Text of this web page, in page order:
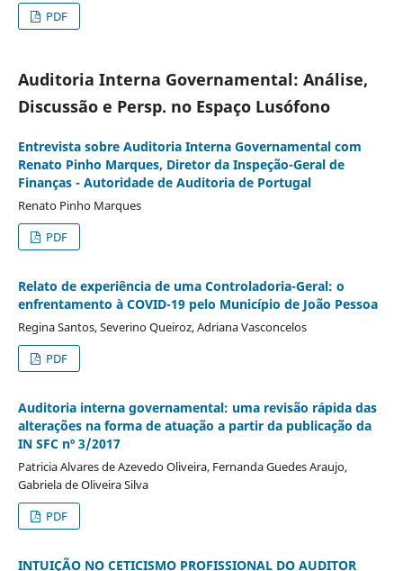
PDF
Auditoria Interna Governamental: Análise,
Discussão e Persp. no Espaço Lusófono
Entrevista sobre Auditoria Interna Governamental com
Renato Pinho Marques, Diretor da Inspeção-Geral de
Finanças - Autoridade de Auditoria de Portugal
Renato Pinho Marques
PDF
Relato de experiência de uma Controladoria-Geral: o
enfrentamento à COVID-19 pelo Município de João Pessoa
Regina Santos, Severino Queiroz, Adriana Vasconcelos
PDF
Auditoria interna governamental: uma revisão rápida das
alterações na forma de atuação a partir da publicação da
IN SFC nº 3/2017
Patricia Alvares de Azevedo Oliveira, Fernanda Guedes Araujo,
Gabriela de Oliveira Silva
PDF
INTUIÇÃO NO CETICISMO PROFISSIONAL DO AUDITOR